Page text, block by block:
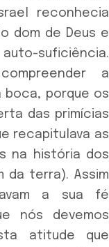
reconhecia
dom de Deus e
suficiência.
a
porque os
das primícias
recapitulava as
na história dos
da terra). Assim
a sua fé
nós devemos
atitude que